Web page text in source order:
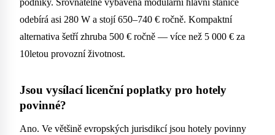
podniky. Srovnatelně vybavená modulární hlavní stanice
odebírá asi 280 W a stojí 650–740 € ročně. Kompaktní
alternativa šetří zhruba 500 € ročně — více než 5 000 € za
10letou provozní životnost.
Jsou vysílací licenční poplatky pro hotely
povinné?
Ano. Ve většině evropských jurisdikcí jsou hotely povinny